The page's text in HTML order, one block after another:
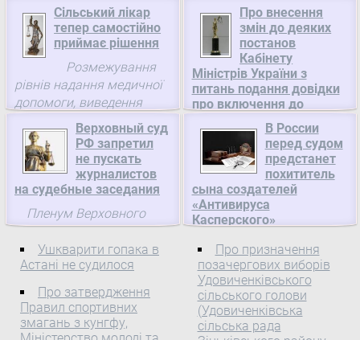
Сільський лікар
тепер самостійно
приймає рішення
Розмежування
рівнів надання медичної
допомоги, виведення
дільничної служби, яка
наближена до людини, у
первинну самостійну
ланку та підкріплення
процесу змін
матеріально дає
результат. В
департаменті ...
Верховный суд
РФ запретил
не пускать
журналистов
на судебные заседания
Пленум Верховного
суда разработал
рекомендации по
обеспечению гласности
судов. Пленум настоял
на том, что судебные
заседания не должны
Ушкварити гопака в
Астані не судилося
Про затвердження
Правил спортивних
змагань з кунгфу,
Про внесення
змін до деяких
постанов
Кабінету
Міністрів України з
питань подання довідки
про включення до
Єдиного державного
реєстру підприємств та
організацій України,
Кабінет Міністрів України
Про внесення змін до
деяких постанов Кабінету
Міністрів України з
питань подання довідки
про включення до
Єдиного державного
реєстру підприємств та
організацій України
В России
перед судом
предстанет
похититель
сына создателей
«Антивируса
Касперского»
Московская
прокуратура (РФ)
направила в суд
обвинительное
заключение по делу о
похищении Ивана
Про призначення
позачергових виборів
Удовиченківського
сільського голови
(Удовиченківська
сільська рада